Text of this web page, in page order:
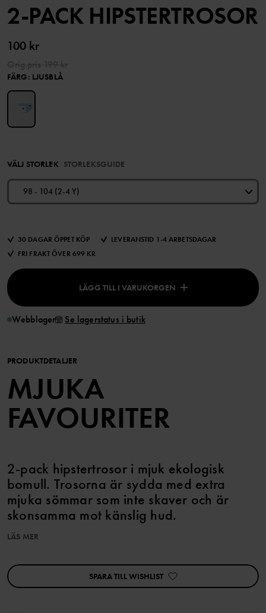
2-PACK HIPSTERTROSOR
100 kr
FÄRG: LJUSBLÅ
VÄLJ STORLEK STORLEKSGUIDE
98 - 104 (2-4 Y)
30 DAGAR ÖPPET KÖP
LEVERANSTID 1-4 ARBETSDAGAR
FRI FRAKT ÖVER 699 KR
LÄGG TILL I VARUKORGEN
Webblager Se lagerstatus i butik
PRODUKTDETALJER
MJUKA
FAVOURITER
2-pack hipstertrosor i mjuk ekologisk
bomull. Trosorna är sydda med extra
mjuka sömmar som inte skaver och är
skonsamma mot känslig hud.
Egenskaper:
• Extra mjuka, platta sömmar
LÄS MER
SPARA TILL WISHLIST